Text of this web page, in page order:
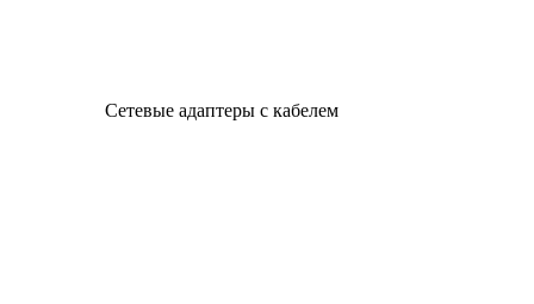
Сетевые адаптеры с кабелем